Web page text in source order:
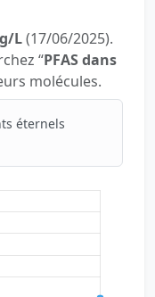
L(17/06/2025).
“PFAS dans
molécules.
éternels